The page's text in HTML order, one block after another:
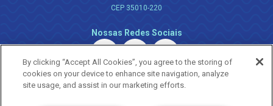
CEP 35010-220
Nossas Redes Sociais
By clicking “Accept All Cookies”, you agree to the storing of
cookies on your device to enhance site navigation, analyze
site usage, and assist in our marketing efforts.